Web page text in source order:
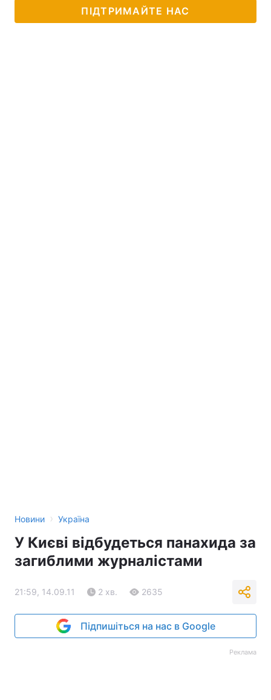
ПІДТРИМАЙТЕ НАС
Новини › Україна
У Києві відбудеться панахида за
загиблими журналістами
21:59, 14.09.11 2 хв. 2635
Підпишіться на нас в Google
Реклама